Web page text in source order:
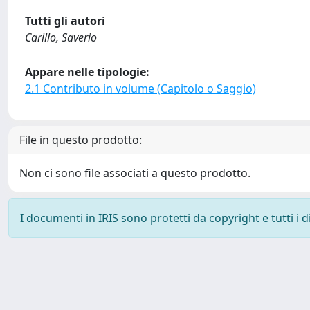
Tutti gli autori
Carillo, Saverio
Appare nelle tipologie:
2.1 Contributo in volume (Capitolo o Saggio)
File in questo prodotto:
Non ci sono file associati a questo prodotto.
I documenti in IRIS sono protetti da copyright e tutti i